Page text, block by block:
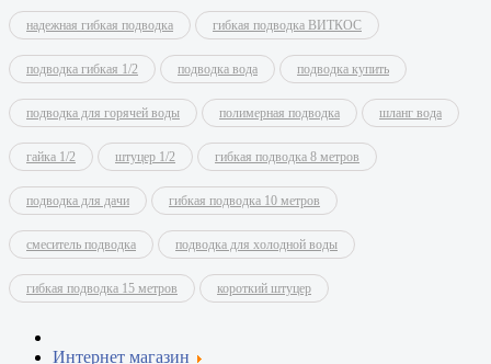
надежная гибкая подводка гибкая подводка ВИТКОС
подводка гибкая 1/2 подводка вода подводка купить
подводка для горячей воды полимерная подводка шланг вода
гайка 1/2 штуцер 1/2 гибкая подводка 8 метров
подводка для дачи гибкая подводка 10 метров
смеситель подводка подводка для холодной воды
гибкая подводка 15 метров короткий штуцер
Интернет магазин